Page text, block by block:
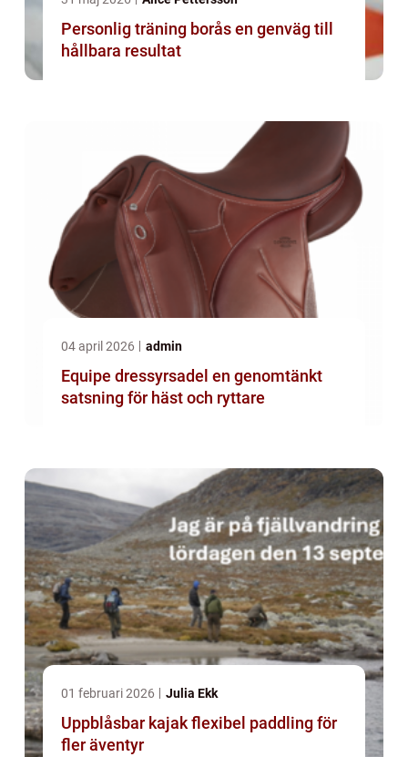
Personlig träning borås en genväg till
hållbara resultat
04 april 2026 admin
Equipe dressyrsadel en genomtänkt
satsning för häst och ryttare
01 februari 2026 Julia Ekk
Uppblåsbar kajak flexibel paddling för
fler äventyr